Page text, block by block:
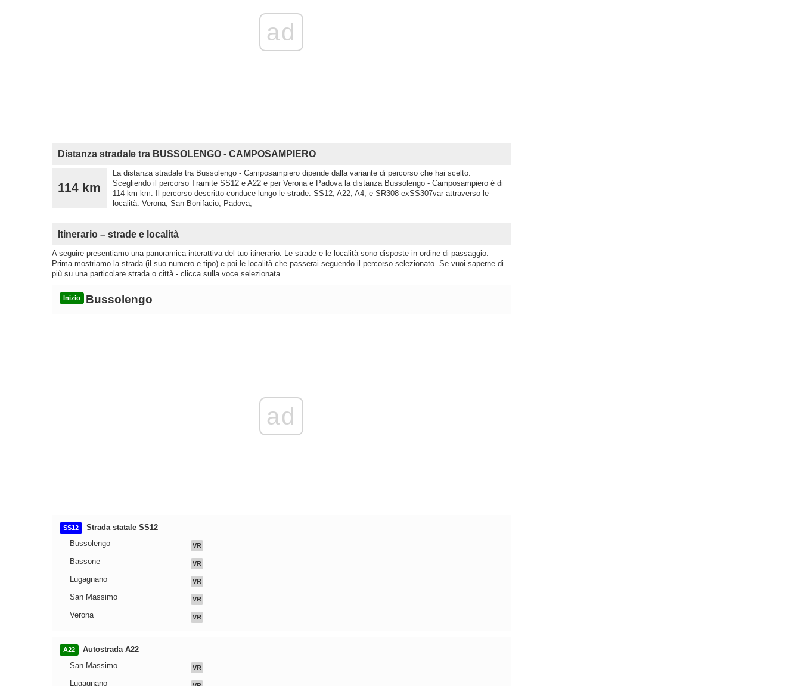
ad
Distanza stradale tra BUSSOLENGO - CAMPOSAMPIERO
114 km
La distanza stradale tra Bussolengo - Camposampiero dipende dalla variante di percorso che hai scelto.
Scegliendo il percorso Tramite SS12 e A22 e per Verona e Padova la distanza Bussolengo - Camposampiero è di
114 km km. Il percorso descritto conduce lungo le strade: SS12, A22, A4, e SR308-exSS307var attraverso le
località: Verona, San Bonifacio, Padova,
Itinerario – strade e località
A seguire presentiamo una panoramica interattiva del tuo itinerario. Le strade e le località sono disposte in ordine di passaggio.
Prima mostriamo la strada (il suo numero e tipo) e poi le località che passerai seguendo il percorso selezionato. Se vuoi saperne di
più su una particolare strada o città - clicca sulla voce selezionata.
Inizio Bussolengo
ad
SS12
Strada statale SS12
Bussolengo
VR
Bassone VR
Lugagnano VR
San Massimo VR
Verona VR
A22
Autostrada A22
San Massimo
VR
Lugagnano